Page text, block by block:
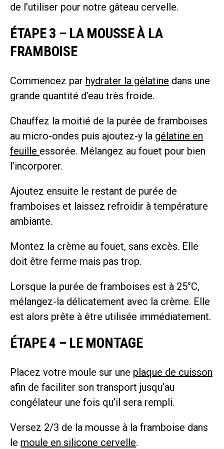
de l’utiliser pour notre gâteau cervelle.
ÉTAPE 3 – LA MOUSSE À LA
FRAMBOISE
Commencez par hydrater la gélatine dans une
grande quantité d’eau très froide.
Chauffez la moitié de la purée de framboises
au micro-ondes puis ajoutez-y la gélatine en
feuille essorée. Mélangez au fouet pour bien
l’incorporer.
Ajoutez ensuite le restant de purée de
framboises et laissez refroidir à température
ambiante.
Montez la crème au fouet, sans excès. Elle
doit être ferme mais pas trop.
Lorsque la purée de framboises est à 25°C,
mélangez-la délicatement avec la crème. Elle
est alors prête à être utilisée immédiatement.
ÉTAPE 4 – LE MONTAGE
Placez votre moule sur une plaque de cuisson
afin de faciliter son transport jusqu’au
congélateur une fois qu’il sera rempli.
Versez 2/3 de la mousse à la framboise dans
le moule en silicone cervelle.